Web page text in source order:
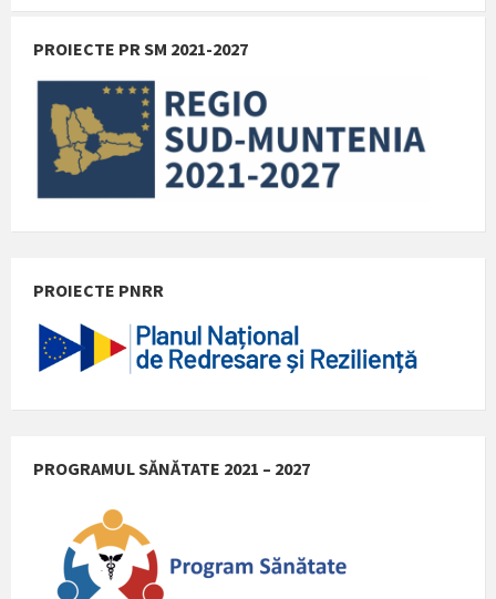
PROIECTE PR SM 2021-2027
PROIECTE PNRR
PROGRAMUL SĂNĂTATE 2021 – 2027